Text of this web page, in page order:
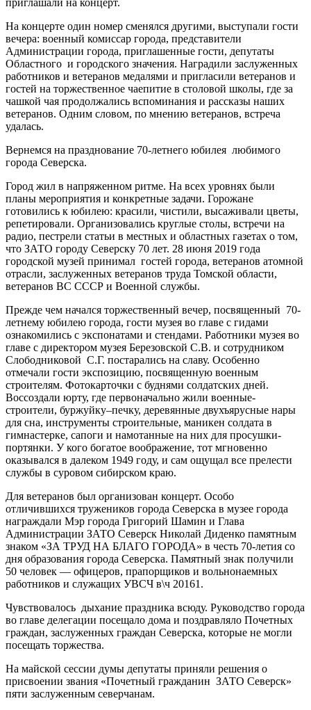
На концерте один номер сменялся другими, выступали гости
вечера: военный комиссар города, представители
Администрации города, приглашенные гости, депутаты
Областного и городского значения. Наградили заслуженных
работников и ветеранов медалями и пригласили ветеранов и
гостей на торжественное чаепитие в столовой школы, где за
чашкой чая продолжались вспоминания и рассказы наших
ветеранов. Одним словом, по мнению ветеранов, встреча
удалась.
Вернемся на празднование 70-летнего юбилея любимого
города Северска.
Город жил в напряженном ритме. На всех уровнях были
планы мероприятия и конкретные задачи. Горожане
готовились к юбилею: красили, чистили, высаживали цветы,
репетировали. Организовались круглые столы, встречи на
радио, пестрели статьи в местных и областных газетах о том,
что ЗАТО городу Северску 70 лет. 28 июня 2019 года
городской музей принимал гостей города, ветеранов атомной
отрасли, заслуженных ветеранов труда Томской области,
ветеранов ВС СССР и Военной службы.
Прежде чем начался торжественный вечер, посвященный 70-
летнему юбилею города, гости музея во главе с гидами
ознакомились с экспонатами и стендами. Работники музея во
главе с директором музея Березовской С.В. и сотрудником
Слободниковой С.Г. постарались на славу. Особенно
отмечали гости экспозицию, посвященную военным
строителям. Фотокарточки с буднями солдатских дней.
Воссоздали юрту, где первоначально жили военные-
строители, буржуйку–печку, деревянные двухъярусные нары
для сна, инструменты строительные, маникен солдата в
гимнастерке, сапоги и намотанные на них для просушки-
портянки. У кого богатое воображение, тот мгновенно
оказывался в далеком 1949 году, и сам ощущал все прелести
службы в суровом сибирском краю.
Для ветеранов был организован концерт. Особо
отличившихся тружеников города Северска в музее города
награждали Мэр города Григорий Шамин и Глава
Администрации ЗАТО Северск Николай Диденко памятным
знаком «ЗА ТРУД НА БЛАГО ГОРОДА» в честь 70-летия со
дня образования города Северска. Памятный знак получили
50 человек — офицеров, прапорщиков и вольнонаемных
работников и служащих УВСЧ в\ч 20161.
Чувствовалось дыхание праздника всюду. Руководство города
во главе делегации посещало дома и поздравляло Почетных
граждан, заслуженных граждан Северска, которые не могли
посещать торжества.
На майской сессии думы депутаты приняли решения о
присвоении звания «Почетный гражданин ЗАТО Северск»
пяти заслуженным северчанам.